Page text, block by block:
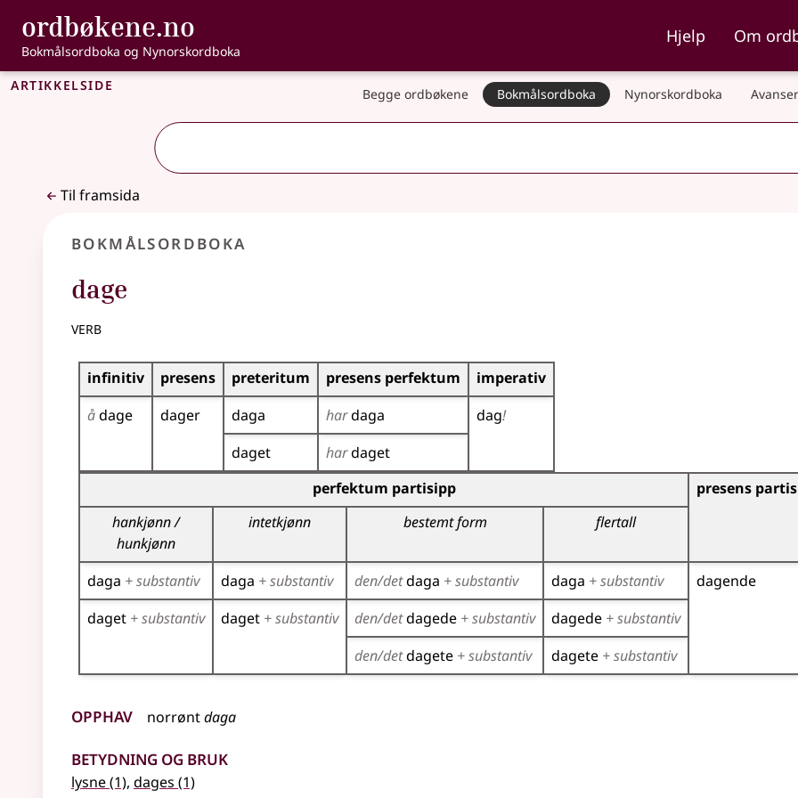
Gå til hovudinnhald
Tilgjenge
ordbøkene.no , Bokmålsordboka og Nynorskordboka
Bokmålsordboka og Nynorskordboka
Hjelp Om
Artikkelside Begge ordbøkene Bokmålsordboka Nynorskordboka
Til framsida
Bokmålsordboka
dage
verb
Bøyingstabell for dette verbet
infinitiv presens preteritum presens perfektum
imperativ
ådage dager daga hardaga dag!
daget
hardaget
Bøyingstabell for dette verbet (partisippformer)
perfektum partisipp
presens
hankjønn /
hunkjønn
intetkjønn bestemt form flertall
daga + substantiv daga + substantiv den/detdaga + substantiv daga + substantiv
dagende
daget + substantiv daget + substantiv den/detdagede + substantiv dagede + substantiv
den/detdagete + substantiv dagete + substantiv
Opphav norrøntdaga
Betydning og bruk
lysne(1), dages (1)